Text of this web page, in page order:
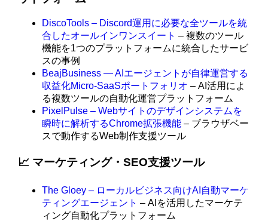
DiscoTools – Discord運用に必要な全ツールを統
合したオールインワンスイート – 複数のツール
機能を1つのプラットフォームに統合したサービ
スの事例
BeajBusiness — AIエージェントが自律運営する
収益化Micro-SaaSポートフォリオ – AI活用によ
る複数ツールの自動化運営プラットフォーム
PixelPulse – Webサイトのデザインシステムを
瞬時に解析するChrome拡張機能 – ブラウザベー
スで動作するWeb制作支援ツール
📈 マーケティング・SEO支援ツール
The Gloey – ローカルビジネス向けAI自動マーケ
ティングエージェント – AIを活用したマーケテ
ィング自動化プラットフォーム